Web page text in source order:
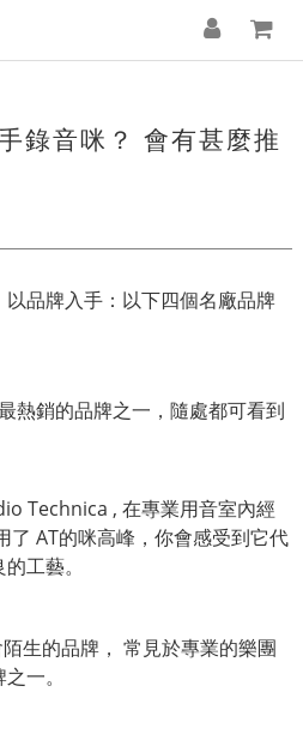
錄音咪？ 會有甚麼推
品牌入手：以下四個名廠品牌
熱銷的品牌之一，隨處都可看到
Technica , 在專業用音室內經
了 AT的咪高峰，你會感受到它代
工藝。
生的品牌， 常見於專業的樂團
一。